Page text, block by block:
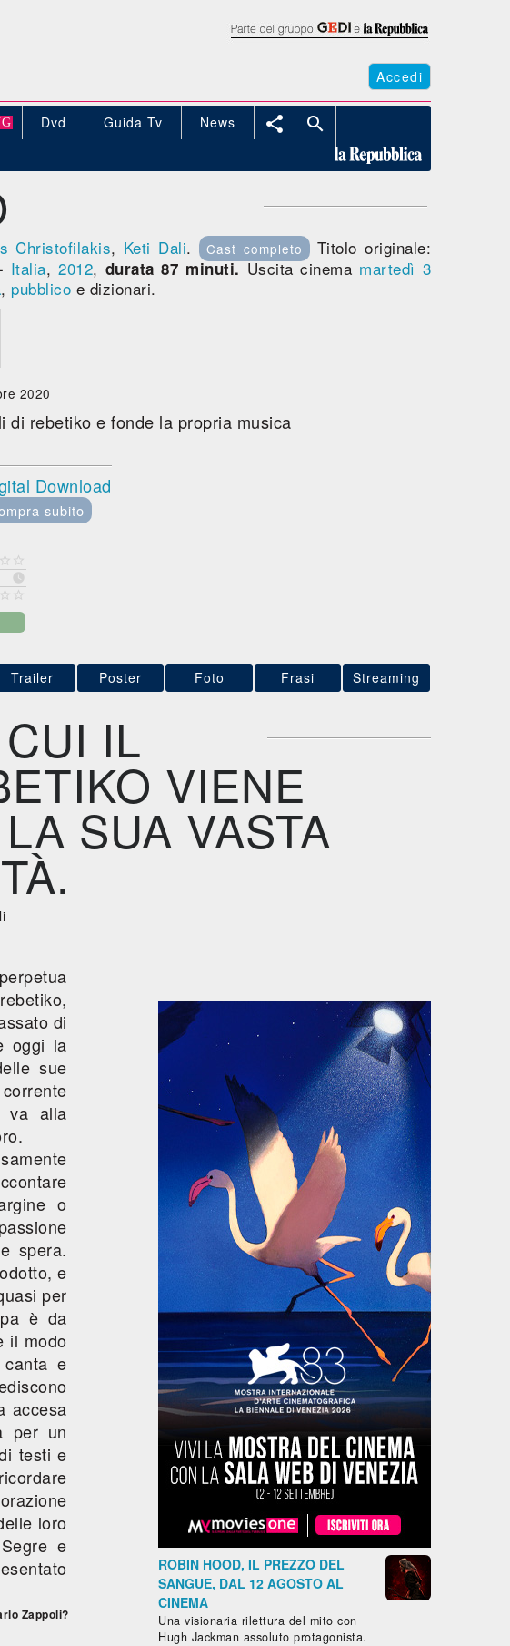
Accedi
Dvd Guida Tv News  
Christofilakis, Keti Dali. Cast completo Titolo originale:
Italia,2012, durata 87 minuti.Uscita cinema martedì 3
, pubblico e dizionari.
2020
rebetiko e fonde la propria musica
Download
subito
 

 
Trailer Poster Foto Frasi Streaming
IL
VIENE
SUA VASTA
di
oggi la
sue
va alla
o
spera.
e
per
è da
il modo
e
accesa
per un
testi e
loro
e
Zappoli?
ROBIN HOOD, IL PREZZO DEL
SANGUE, DAL 12 AGOSTO AL
CINEMA
Una visionaria rilettura del mito con
Hugh Jackman assoluto protagonista.